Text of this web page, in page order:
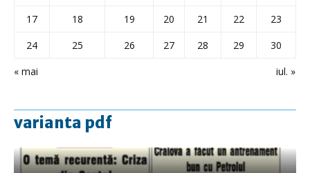
« mai iul. »
17
18 19 20 21 22
23
24
25 26 27 28 29 30
varianta pdf